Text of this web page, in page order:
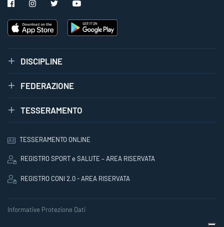
DISCIPLINE
FEDERAZIONE
TESSERAMENTO
TESSERAMENTO ONLINE
REGISTRO SPORT e SALUTE – AREA RISERVATA
REGISTRO CONI 2.0 - AREA RISERVATA
Informative Protezione Dati